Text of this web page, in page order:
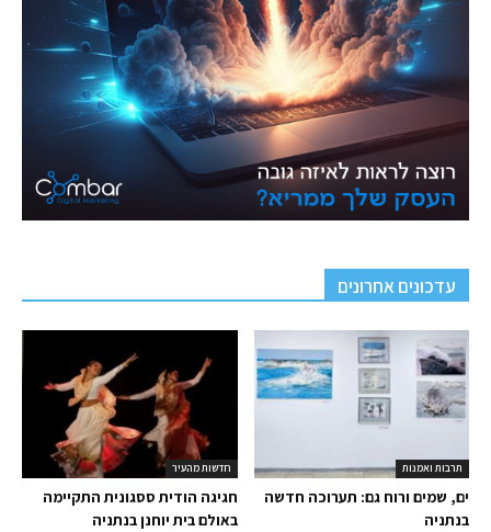
עדכונים אחרונים
חדשות מהעיר
חגיגה הודית ססגונית התקיימה
באולם בית יוחנן בנתניה
תרבות ואמנות
ים, שמים ורוח גם: תערוכה חדשה
בנתניה